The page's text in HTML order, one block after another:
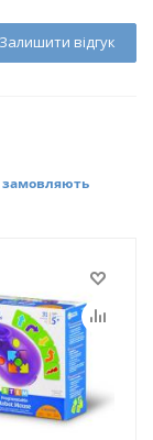
Залишити відгук
замовляють